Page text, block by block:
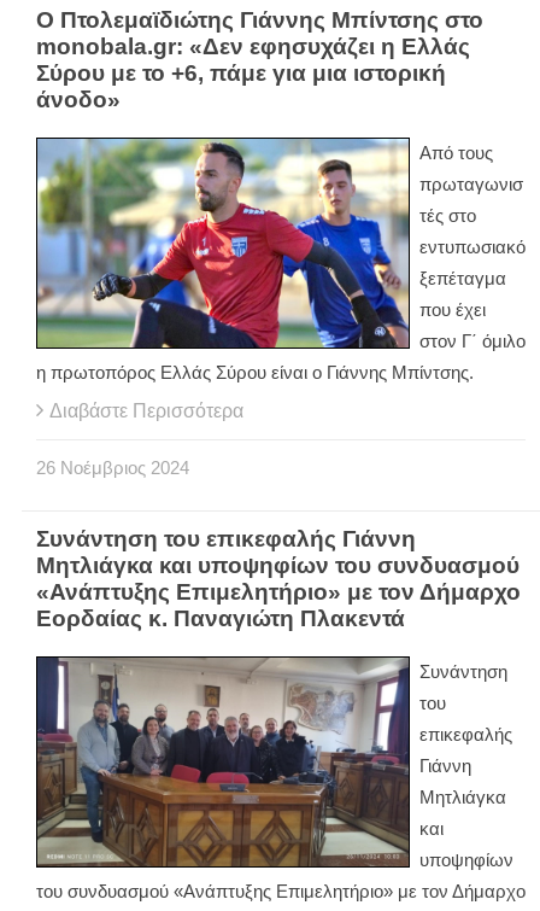
Ο Πτολεμαϊδιώτης Γιάννης Μπίντσης στο
monobala.gr: «Δεν εφησυχάζει η Ελλάς
Σύρου με το +6, πάμε για μια ιστορική
άνοδο»
Από τους
πρωταγωνισ
τές στο
εντυπωσιακό
ξεπέταγμα
που έχει
στον Γ΄ όμιλο
η πρωτοπόρος Ελλάς Σύρου είναι ο Γιάννης Μπίντσης.
Διαβάστε Περισσότερα
26 Νοέμβριος 2024
Συνάντηση του επικεφαλής Γιάννη
Μητλιάγκα και υποψηφίων του συνδυασμού
«Ανάπτυξης Επιμελητήριο» με τον Δήμαρχο
Εορδαίας κ. Παναγιώτη Πλακεντά
Συνάντηση
του
επικεφαλής
Γιάννη
Μητλιάγκα
και
υποψηφίων
του συνδυασμού «Ανάπτυξης Επιμελητήριο» με τον Δήμαρχο